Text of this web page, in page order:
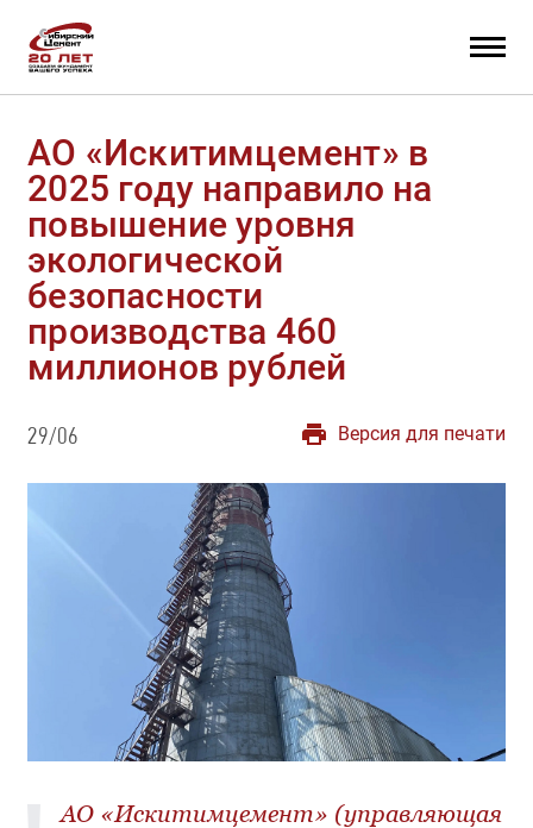
АО «Искитимцемент» в
2025 году направило на
повышение уровня
экологической
безопасности
производства 460
миллионов рублей
29/06 Версия для печати
АО «Искитимцемент» (управляющая